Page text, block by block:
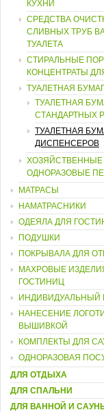
КУХНИ
СРЕДСТВА
СЛИВНЫХ ТРУБ
ТУАЛЕТА
СТИРАЛЬНЫЕ
КОНЦЕНТРАТЫ
ТУАЛЕТНАЯ
ТУАЛЕТНАЯ
СТАНДАРТНЫХ
ТУАЛЕТНАЯ
ДИСПЕНСЕРОВ
ХОЗЯЙСТВЕННЫЕ
ОДНОРАЗОВЫЕ
МАТРАСЫ
НАМАТРАСНИКИ
ОДЕЯЛА ДЛЯ
ПОДУШКИ
ПОКРЫВАЛА ДЛЯ
МАХРОВЫЕ
ГОСТИНИЦ
ИНДИВИДУАЛЬНЫЙ
НАНЕСЕНИЕ
ВЫШИВКОЙ
КОМПЛЕКТЫ ДЛЯ
ОДНОРАЗОВАЯ
ДЛЯ ОТДЫХА
ДЛЯ СПАЛЬНИ
ДЛЯ ВАННОЙ И